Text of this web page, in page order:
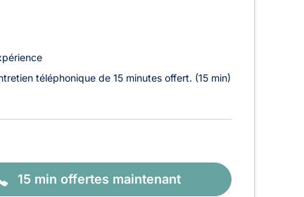
téléphonique de 15 minutes offert. (15 min)
15 min offertes maintenant